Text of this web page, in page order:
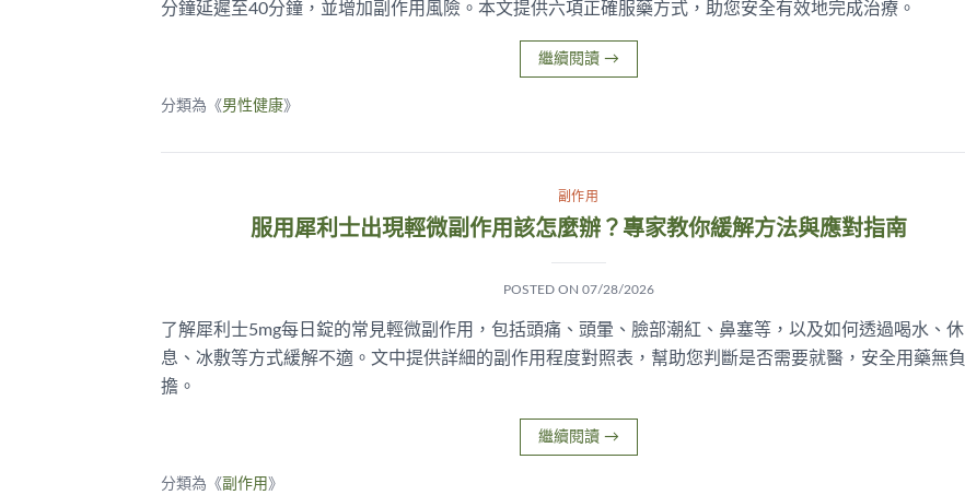
分鐘延遲至40分鐘，並增加副作用風險。本文提供六項正確服藥方式，助您安全有效地完成治療。
繼續閱讀 →
分類為《男性健康》
副作用
服用犀利士出現輕微副作用該怎麼辦？專家教你緩解方法與應對指南
POSTED ON 07/28/2026
了解犀利士5mg每日錠的常見輕微副作用，包括頭痛、頭暈、臉部潮紅、鼻塞等，以及如何透過喝水、休
息、冰敷等方式緩解不適。文中提供詳細的副作用程度對照表，幫助您判斷是否需要就醫，安全用藥無負
擔。
繼續閱讀 →
分類為《副作用 》